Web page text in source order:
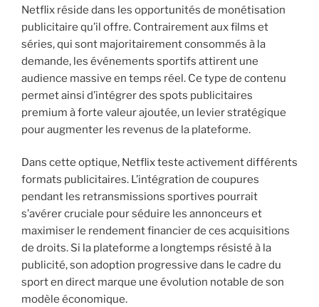
Netflix réside dans les opportunités de monétisation
publicitaire qu’il offre. Contrairement aux films et
séries, qui sont majoritairement consommés à la
demande, les événements sportifs attirent une
audience massive en temps réel. Ce type de contenu
permet ainsi d’intégrer des spots publicitaires
premium à forte valeur ajoutée, un levier stratégique
pour augmenter les revenus de la plateforme.
Dans cette optique, Netflix teste activement différents
formats publicitaires. L’intégration de coupures
pendant les retransmissions sportives pourrait
s’avérer cruciale pour séduire les annonceurs et
maximiser le rendement financier de ces acquisitions
de droits. Si la plateforme a longtemps résisté à la
publicité, son adoption progressive dans le cadre du
sport en direct marque une évolution notable de son
modèle économique.